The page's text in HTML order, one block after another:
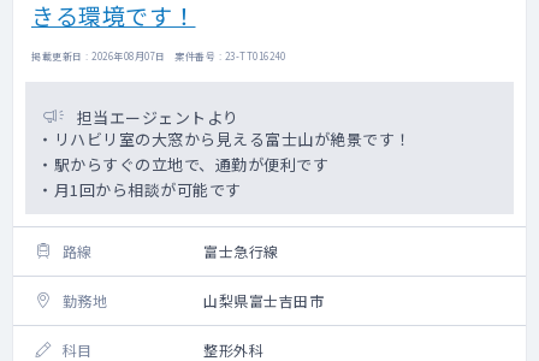
きる環境です！
掲載更新日 : 2026年08月07日 案件番号 : 23-TT016240
担当エージェントより
・リハビリ室の大窓から見える富士山が絶景です！
・駅からすぐの立地で、通勤が便利です
・月1回から相談が可能です
路線 富士急行線
勤務地 山梨県富士吉田市
科目 整形外科